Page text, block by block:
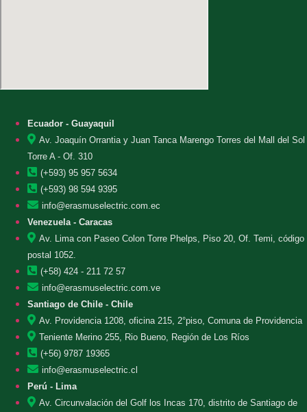
Ecuador - Guayaquil
Av. Joaquín Orrantia y Juan Tanca Marengo Torres del Mall del Sol
Torre A - Of. 310
(+593) 95 957 5634
(+593) 98 594 9395
info@erasmuselectric.com.ec
Venezuela - Caracas
Av. Lima con Paseo Colon Torre Phelps, Piso 20, Of. Temi, código
postal 1052.
(+58) 424 - 211 72 57
info@erasmuselectric.com.ve
Santiago de Chile - Chile
Av. Providencia 1208, oficina 215, 2°piso, Comuna de Providencia
Teniente Merino 255, Rio Bueno, Región de Los Ríos
(+56) 9787 19365
info@erasmuselectric.cl
Perú - Lima
Av. Circunvalación del Golf los Incas 170, distrito de Santiago de